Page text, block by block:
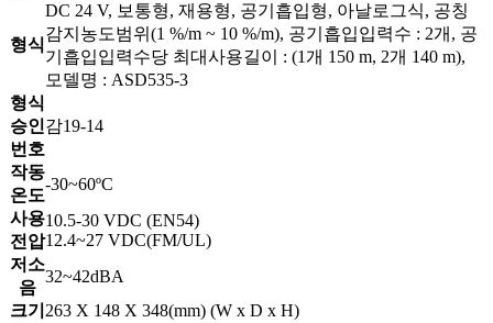
형식
DC 24 V, 보통형, 재용형, 공기흡입형, 아날로그식, 공칭
감지농도범위(1 %/m ~ 10 %/m), 공기흡입입력수 : 2개, 공
기흡입입력수당 최대사용길이 : (1개 150 m, 2개 140 m),
모델명 : ASD535-3
형식
승인
번호
감19-14
작동
온도
-30~60ºC
사용
전압
10.5-30 VDC (EN54)
12.4~27 VDC(FM/UL)
저소
음
32~42dBA
크기 263 X 148 X 348(mm) (W x D x H)